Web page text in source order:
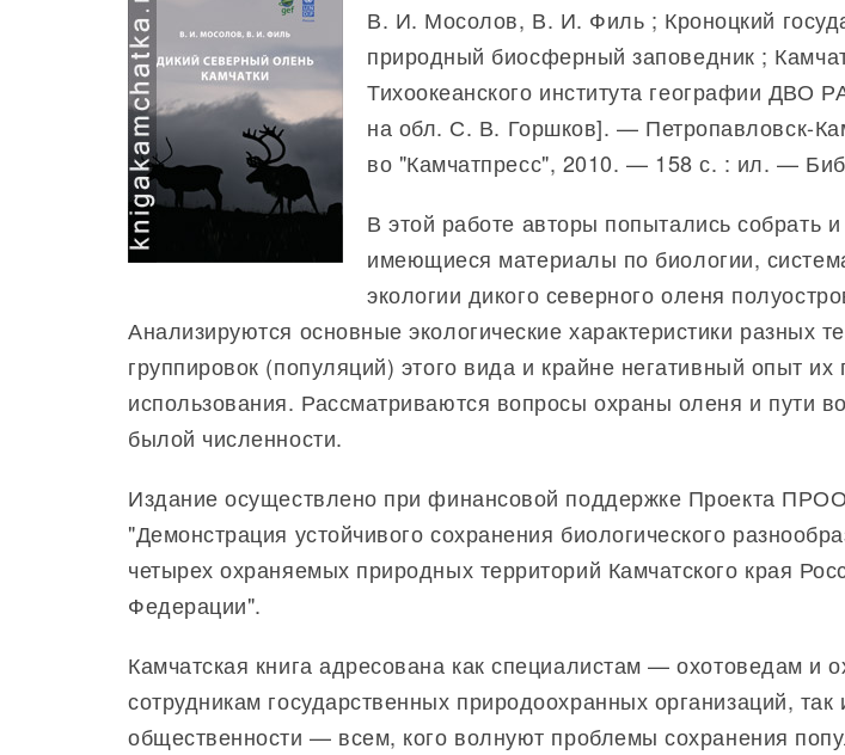
В. И. Мосолов, В. И. Филь ; Кроноцкий
природный биосферный заповедник ;
Тихоокеанского института географии ДВО
на обл. С. В. Горшков]. — Петропавловск-
во "Камчатпресс", 2010. — 158 с. : ил. —
В этой работе авторы попытались собрать
имеющиеся материалы по биологии,
экологии дикого северного оленя
Анализируются основные экологические характеристики разных
группировок (популяций) этого вида и крайне негативный опыт
использования. Рассматриваются вопросы охраны оленя и пути
былой численности.
Издание осуществлено при финансовой поддержке Проекта
"Демонстрация устойчивого сохранения биологического
четырех охраняемых природных территорий Камчатского края
Федерации".
Камчатская книга адресована как специалистам — охотоведам и
сотрудникам государственных природоохранных организаций, так
общественности — всем, кого волнуют проблемы сохранения